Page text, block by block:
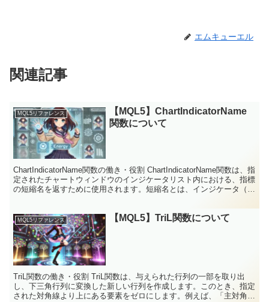
エムキューエル
関連記事
MQL5リファレンス
【MQL5】ChartIndicatorName
関数について
ChartIndicatorName関数の働き・役割 ChartIndicatorName関数は、指
定されたチャートウィンドウのインジケータリスト内における、指標
の短縮名を返すために使用されます。短縮名とは、インジケータ（テ
MQL5リファレンス 【MQL5】TriL関数について
TriL関数の働き・役割 TriL関数は、与えられた行列の一部を取り出
し、下三角行列に変換した新しい行列を作成します。このとき、指定
された対角線より上にある要素をゼロにします。例えば、「主対角